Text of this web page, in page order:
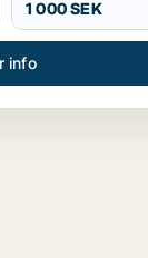
1 000 SEK
info